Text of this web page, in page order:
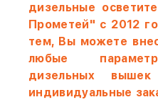
дизельные
Прометей" с 2012
тем, Вы можете
любые
дизельных
индивидуальные